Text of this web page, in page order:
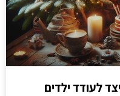
לעודד ילדים